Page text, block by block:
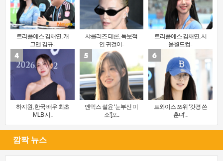
트리플에스 김채연, 개
그맨 김규..
샤를리즈 테론, 독보적
인 귀걸이..
트리플에스 김채연, 서
울월드컵..
하지원, 한국 배우 최초
MLB 시..
엔믹스 설윤 ‘눈부신 미
소’[포..
트와이스 쯔위 ‘갓경 쓴
훈녀’..
깜짝 뉴스